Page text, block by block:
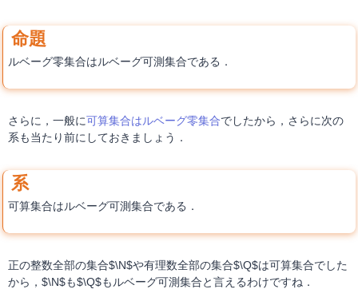
ルベーグ零集合はルベーグ可測集合である．
さらに，一般に可算集合はルベーグ零集合でしたから，さらに次の
系も当たり前にしておきましょう．
可算集合はルベーグ可測集合である．
正の整数全部の集合$\N$や有理数全部の集合$\Q$は可算集合でした
から，$\N$も$\Q$もルベーグ可測集合と言えるわけですね．